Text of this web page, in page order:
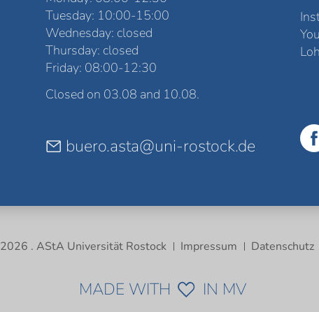
Tuesday: 10:00-15:00
Wednesday: closed
Thursday: closed
Friday: 08:00-12:30
Closed on 03.08 and 10.08.
buero.asta@uni-rostock.de
2026 . AStA Universität Rostock Impressum Datenschutz
MADE WITH IN MV